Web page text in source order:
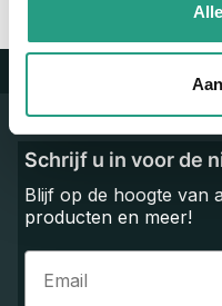
Schrijf u in voor de
Blijf op de hoogte van
producten en meer!
Email